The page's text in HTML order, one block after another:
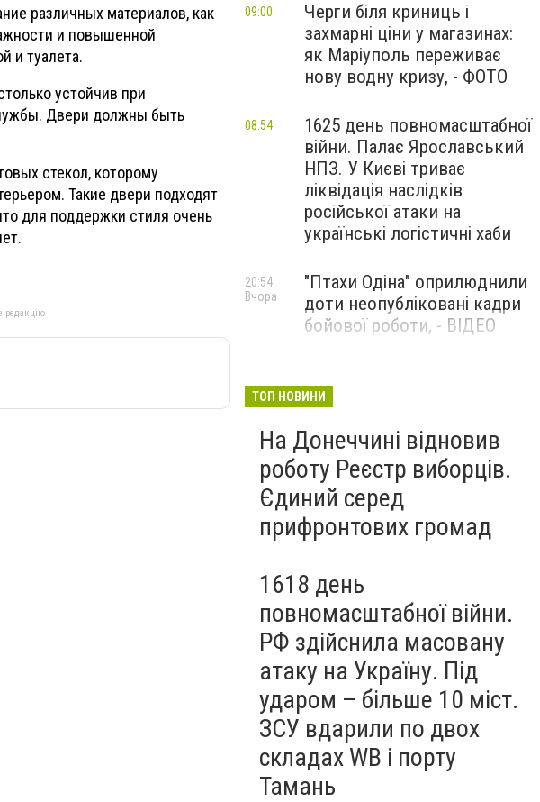
различных материалов, как
и повышенной
и туалета.
устойчив при
Двери должны быть
стекол, которому
Такие двери подходят
для поддержки стиля очень
редакцію
Черги біля криниць і
захмарні ціни у магазинах:
як Маріуполь переживає
нову водну кризу, - ФОТО
09:00
1625 день повномасштабної
війни. Палає Ярославський
НПЗ. У Києві триває
ліквідація наслідків
російської атаки на
українські логістичні хаби
08:54
"Птахи Одіна" оприлюднили
доти неопубліковані кадри
бойової роботи, - ВІДЕО
20:54
Вчора
Бєдняков зіграє тата
новому українському
фільмі, - ФОТО
Вчора
ТОП НОВИНИ
На Донеччині відновив
роботу Реєстр виборців.
Єдиний серед
прифронтових громад
1618 день
повномасштабної війни.
РФ здійснила масовану
атаку на Україну. Під
ударом – більше 10 міст.
ЗСУ вдарили по двох
складах WB і порту
Тамань